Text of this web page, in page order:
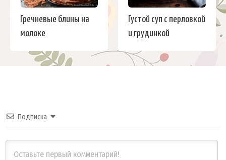
Гречневые блины на
молоке
Густой суп с перловкой
и грудинкой
Подписка